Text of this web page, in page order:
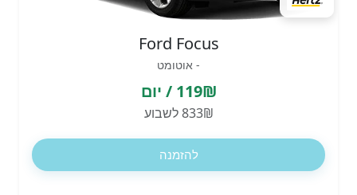
Ford Focus
- אוטומט
119₪ / יום
833₪ לשבוע
להזמנה